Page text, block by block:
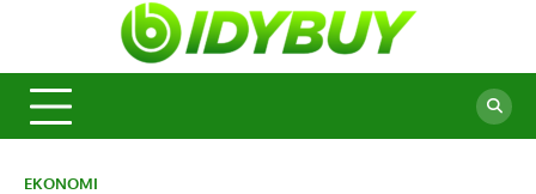
content
Informasi
EKONOMI